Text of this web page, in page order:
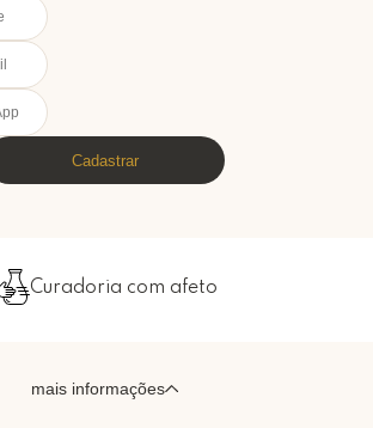
Cadastrar
mais informações